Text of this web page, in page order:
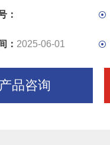
：
： 2025-06-01
产品咨询